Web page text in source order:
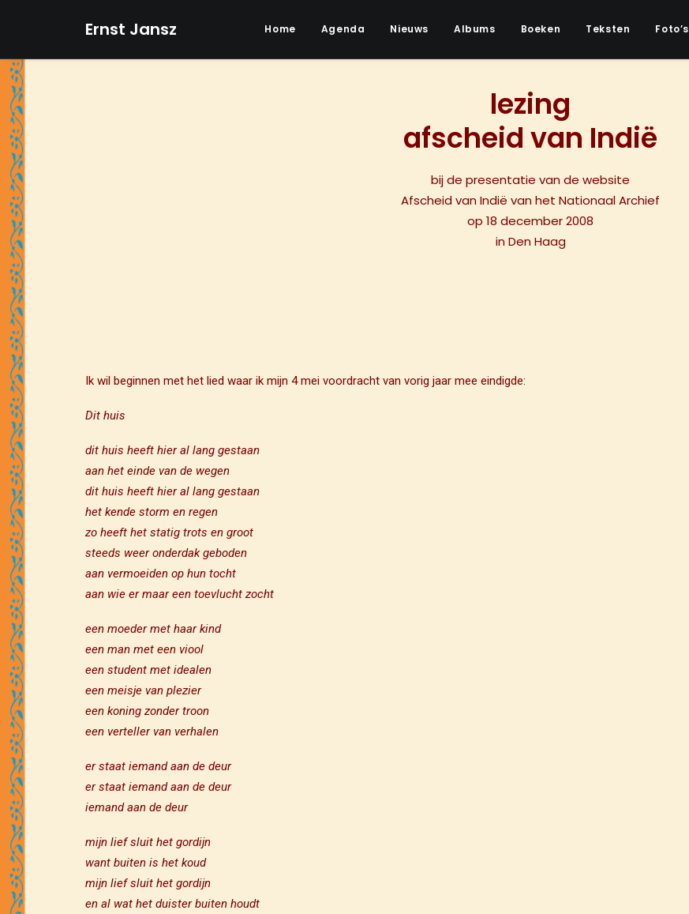
Ernst Jansz Home Agenda Nieuws Albums Boeken Teksten Foto’s
lezing
afscheid van Indië
bij de presentatie van de website
Afscheid van Indië van het Nationaal Archief
op 18 december 2008
in Den Haag
Ik wil beginnen met het lied waar ik mijn 4 mei voordracht van vorig jaar mee eindigde:
Dit huis
dit huis heeft hier al lang gestaan
aan het einde van de wegen
dit huis heeft hier al lang gestaan
het kende storm en regen
zo heeft het statig trots en groot
steeds weer onderdak geboden
aan vermoeiden op hun tocht
aan wie er maar een toevlucht zocht
een moeder met haar kind
een man met een viool
een student met idealen
een meisje van plezier
een koning zonder troon
een verteller van verhalen
er staat iemand aan de deur
er staat iemand aan de deur
iemand aan de deur
mijn lief sluit het gordijn
want buiten is het koud
mijn lief sluit het gordijn
en al wat het duister buiten houdt